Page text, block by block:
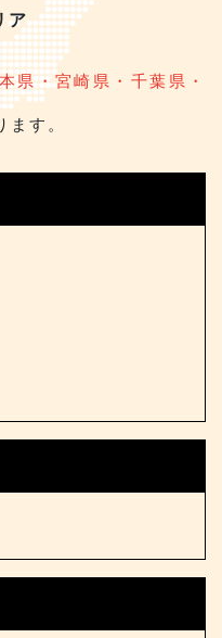
ア
県・宮崎県・千葉県・
す。